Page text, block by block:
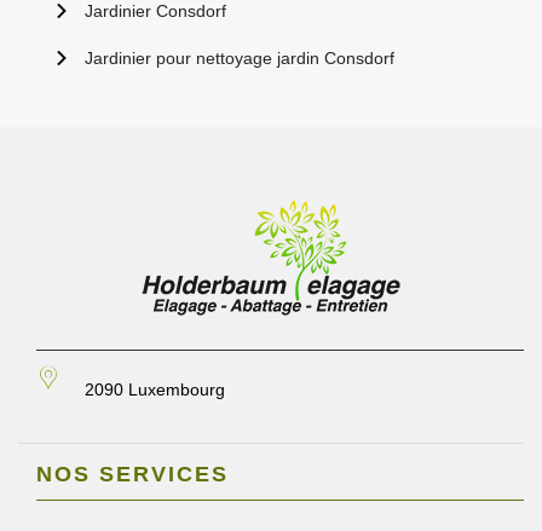
Jardinier Consdorf
Jardinier pour nettoyage jardin Consdorf
2090 Luxembourg
NOS SERVICES